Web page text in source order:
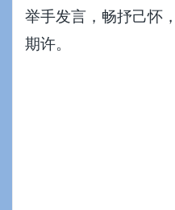
举手发言，畅抒己怀
期许。